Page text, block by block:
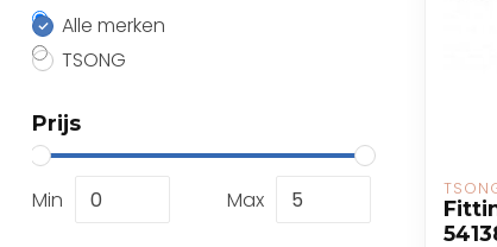
Alle merken
TSONG
Prijs
Min Max